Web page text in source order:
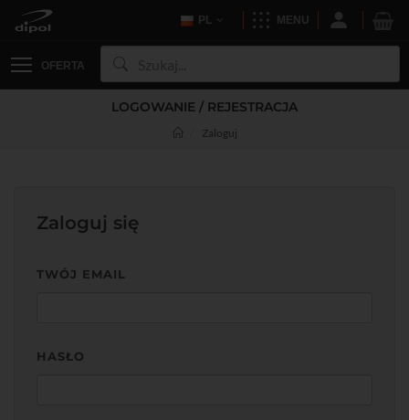
PL MENU
OFERTA
LOGOWANIE / REJESTRACJA
Zaloguj
Zaloguj się
TWÓJ EMAIL
HASŁO